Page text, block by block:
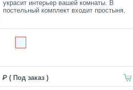
украсит интерьер вашей комнаты. В
постельный комплект входит простыня,
( Под заказ )